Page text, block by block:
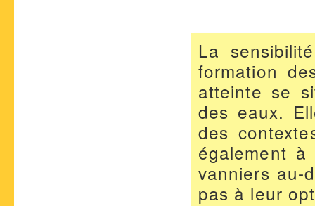
La
formation
atteinte se
des eaux.
des
également
vanniers au-
pas à leur